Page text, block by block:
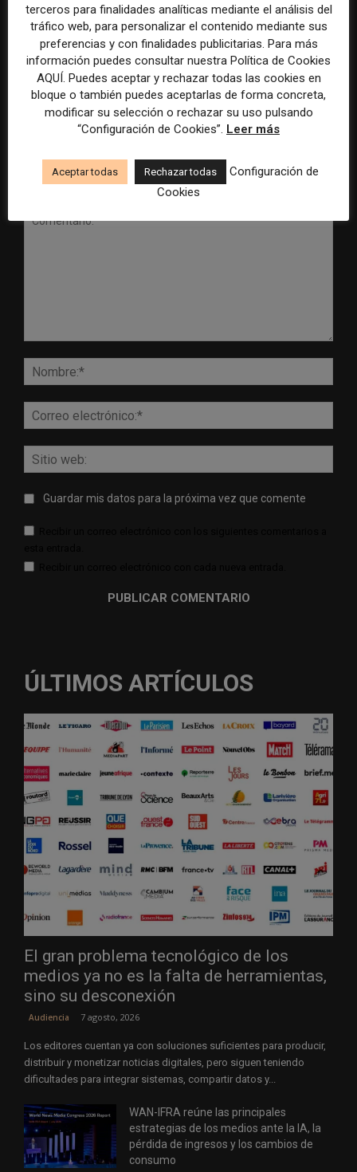
Radio Televisión Madrid
establece un sistema de
control para el uso de la
inteligencia artificial
ADEPA crea un premio
especial para la mejor
cobertura periodística del
Mundial 2026
DEJA UNA RESPUESTA
web:
Guardar mis datos para la próxima vez que comente
ÚLTIMOS ARTÍCULOS
El gran problema tecnológico de los
medios ya no es la falta de herramientas,
sino su desconexión
Audiencia 7 agosto, 2026
Los editores cuentan ya con soluciones suficientes para producir,
distribuir y monetizar noticias digitales, pero siguen teniendo
dificultades para integrar sistemas, compartir datos y...
WAN-IFRA reúne las principales
estrategias de los medios ante la IA, la
pérdida de ingresos y los cambios de
consumo
terceros para finalidades analíticas mediante el análisis del
tráfico web, para personalizar el contenido mediante sus
preferencias y con finalidades publicitarias. Para más
información puedes consultar nuestra Política de Cookies
AQUÍ. Puedes aceptar y rechazar todas las cookies en
bloque o también puedes aceptarlas de forma concreta,
modificar su selección o rechazar su uso pulsando
“Configuración de Cookies”. Leer más
Aceptar todas Rechazar todas
Configuración de
Cookies